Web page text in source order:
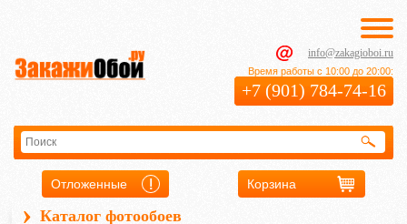
info@zakagioboi.ru
Время работы с 10:00 до 20:00:
+7 (901) 784-74-16
Отложенные Корзина
› Каталог фотообоев